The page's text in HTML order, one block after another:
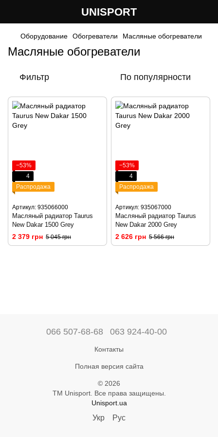
UNISPORT
Оборудование Обогреватели Масляные обогреватели
Масляные обогреватели
Фильтр По популярности
−53%
4
Распродажа
Артикул: 935066000
Масляный радиатор Taurus
New Dakar 1500 Grey
2 379 грн 5 045 грн
−53%
4
Распродажа
Артикул: 935067000
Масляный радиатор Taurus
New Dakar 2000 Grey
2 626 грн 5 566 грн
066 507-68-68 063 924-40-00
Контакты
Полная версия сайта
© 2026
ТМ Unisport. Все права защищены.
Unisport.ua
Укр Рус